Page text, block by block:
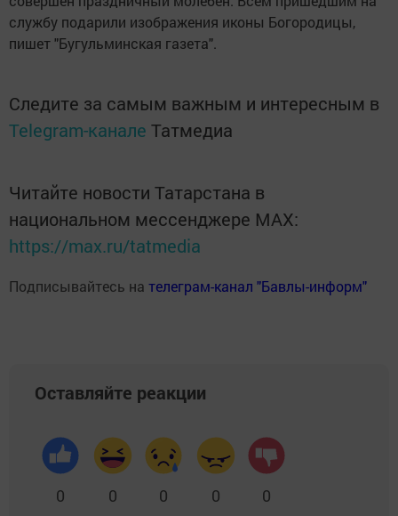
службу подарили изображения иконы Богородицы,
пишет "Бугульминская газета".
Следите за самым важным и интересным в
Telegram-канале Татмедиа
Читайте новости Татарстана в
национальном мессенджере MАХ:
https://max.ru/tatmedia
Подписывайтесь на телеграм-канал "Бавлы-информ"
Оставляйте реакции
0 0 0 0 0